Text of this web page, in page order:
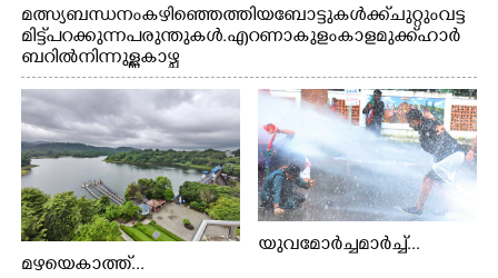
മത്സ്യബന്ധനം കഴിഞ്ഞെത്തിയ ബോട്ടുകൾക്ക് ചുറ്റും വട്ട
മിട്ട് പറക്കുന്ന പരുന്തുകൾ. എറണാകുളം കാളമുക്ക് ഹാർ
ബറിൽ നിന്നുള്ള കാഴ്ച
മഴയെകാത്ത്...
യുവമോർച്ചമാർച്ച്...